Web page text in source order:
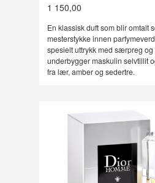
1 150,00
En klassisk duft som blir omtalt
mesterstykke innen
spesielt uttrykk med særpreg
underbygger maskulin selvtillit
fra lær, amber og sedertre.